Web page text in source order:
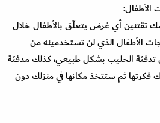
الأطفال:
أي غرض يتعلّق بالأطفال خلال
الأطفال الذي لن تستخدمينه من
الحليب بشكل طبيعي، كذلك مدفئة
ثم ستتخذ مكانها في منزلك دون